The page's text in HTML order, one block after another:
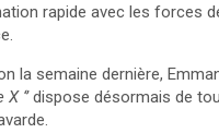
rapide avec les forces
la semaine dernière,
X ‘’dispose désormais de